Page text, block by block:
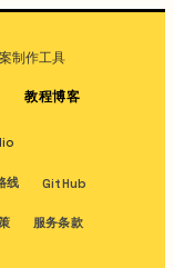
制作工具
教程博客
线 GitHub
服务条款